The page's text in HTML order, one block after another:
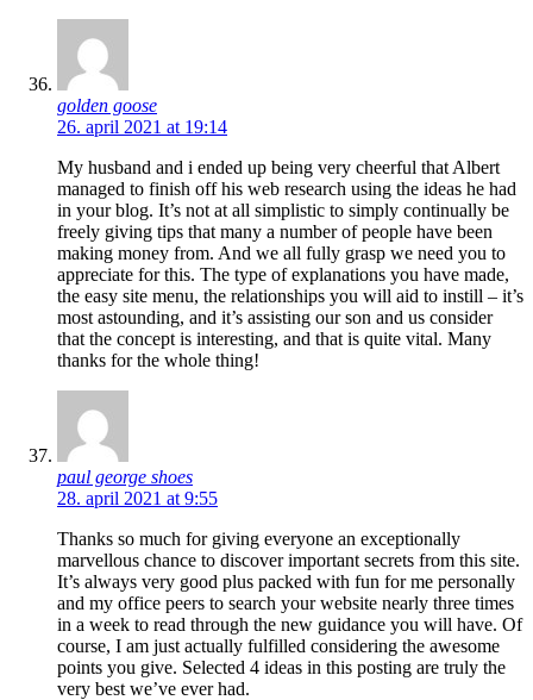
golden goose
26. april 2021 at 19:14
My husband and i ended up being very cheerful that Albert
managed to finish off his web research using the ideas he had
in your blog. It’s not at all simplistic to simply continually be
freely giving tips that many a number of people have been
making money from. And we all fully grasp we need you to
appreciate for this. The type of explanations you have made,
the easy site menu, the relationships you will aid to instill – it’s
most astounding, and it’s assisting our son and us consider
that the concept is interesting, and that is quite vital. Many
thanks for the whole thing!
paul george shoes
28. april 2021 at 9:55
Thanks so much for giving everyone an exceptionally
marvellous chance to discover important secrets from this site.
It’s always very good plus packed with fun for me personally
and my office peers to search your website nearly three times
in a week to read through the new guidance you will have. Of
course, I am just actually fulfilled considering the awesome
points you give. Selected 4 ideas in this posting are truly the
very best we’ve ever had.